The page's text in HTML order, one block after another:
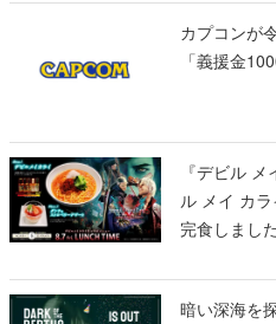
カプコンが
「義援金
『デビル
ル メイ カ
完食しまし
暗い深海を